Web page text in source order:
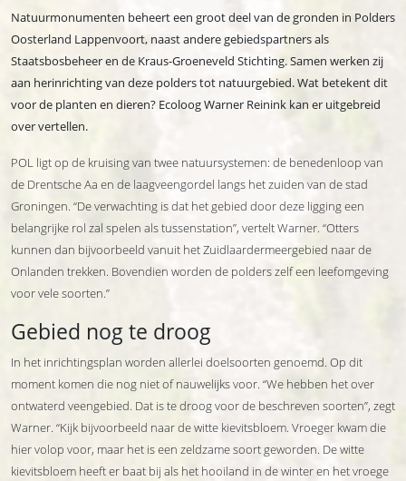
Natuurmonumenten beheert een groot deel van de gronden in Polders
Oosterland Lappenvoort, naast andere gebiedspartners als
Staatsbosbeheer en de Kraus-Groeneveld Stichting. Samen werken zij
aan herinrichting van deze polders tot natuurgebied. Wat betekent dit
voor de planten en dieren? Ecoloog Warner Reinink kan er uitgebreid
over vertellen.
POL ligt op de kruising van twee natuursystemen: de benedenloop van
de Drentsche Aa en de laagveengordel langs het zuiden van de stad
Groningen. “De verwachting is dat het gebied door deze ligging een
belangrijke rol zal spelen als tussenstation”, vertelt Warner. “Otters
kunnen dan bijvoorbeeld vanuit het Zuidlaardermeergebied naar de
Onlanden trekken. Bovendien worden de polders zelf een leefomgeving
voor vele soorten.”
Gebied nog te droog
In het inrichtingsplan worden allerlei doelsoorten genoemd. Op dit
moment komen die nog niet of nauwelijks voor. “We hebben het over
ontwaterd veengebied. Dat is te droog voor de beschreven soorten”, zegt
Warner. “Kijk bijvoorbeeld naar de witte kievitsbloem. Vroeger kwam die
hier volop voor, maar het is een zeldzame soort geworden. De witte
kievitsbloem heeft er baat bij als het hooiland in de winter en het vroege